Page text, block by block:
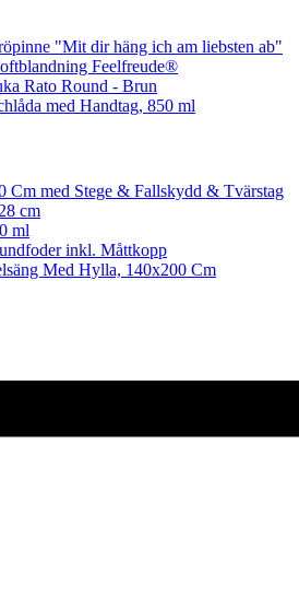
"Mit dir häng ich am liebsten ab"
Feelfreude®
Rato Round - Brun
med Handtag, 850 ml
Cm med Stege & Fallskydd & Tvärstag
cm
ml
inkl. Måttkopp
Med Hylla, 140x200 Cm